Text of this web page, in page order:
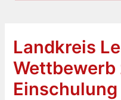
Landkreis
Wettbewerb
Einschulung